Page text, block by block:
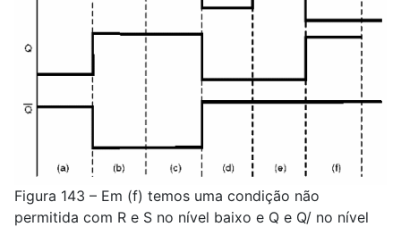
Figura 143 – Em (f) temos uma condição não
permitida com R e S no nível baixo e Q e Q/ no nível